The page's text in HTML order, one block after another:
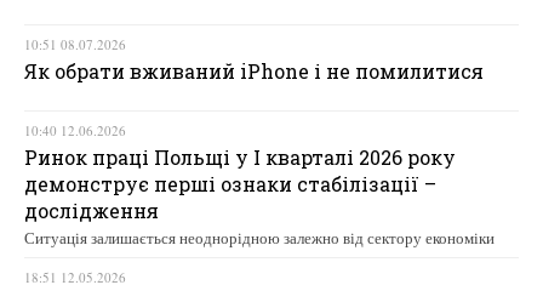
10:51 08.07.2026
Як обрати вживаний iPhone і не помилитися
10:40 12.06.2026
Ринок праці Польщі у І кварталі 2026 року
демонструє перші ознаки стабілізації –
дослідження
Ситуація залишається неоднорідною залежно від сектору економіки
18:51 12.05.2026